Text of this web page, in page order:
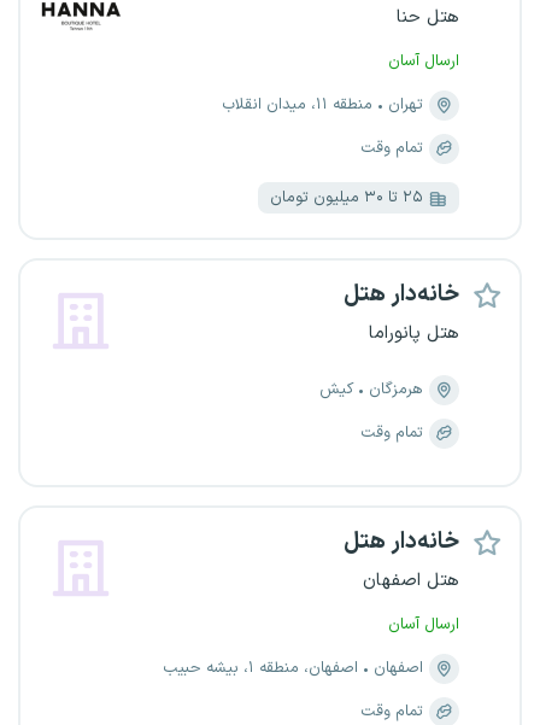
هتل حنا
ارسال آسان
تهران
منطقه ۱۱، میدان انقلاب
تمام وقت
۲۵ تا ۳۰ میلیون تومان
خانه‌دار هتل
هتل پانوراما
هرمزگان
کیش
تمام وقت
خانه‌دار هتل
هتل اصفهان
ارسال آسان
اصفهان
اصفهان، منطقه ۱، بیشه حبیب
تمام وقت